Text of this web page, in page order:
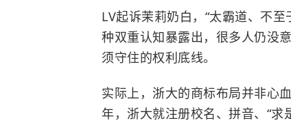
LV起诉茉莉奶白，“太霸道、不
种双重认知暴露出，很多人仍没
须守住的权利底线。
实际上，浙大的商标布局并非心
年，浙大就注册校名、拼音、“